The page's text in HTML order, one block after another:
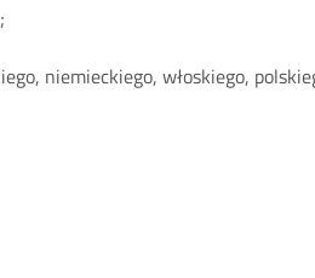
niemieckiego, włoskiego,